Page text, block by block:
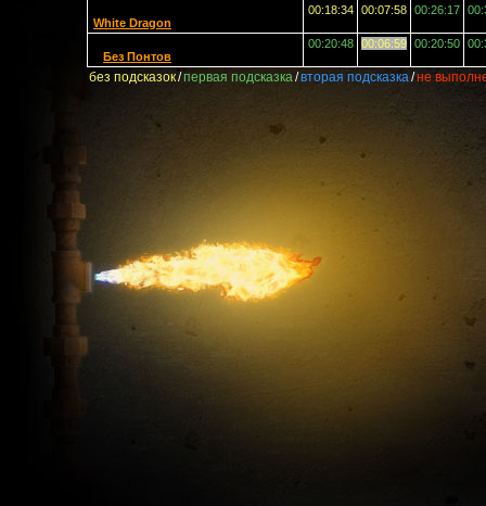
White Dragon
00:18:34 00:07:58 00:26:17
Без Понтов
00:20:48 00:06:59 00:20:50
без подсказок/первая подсказка/вторая подсказка/не